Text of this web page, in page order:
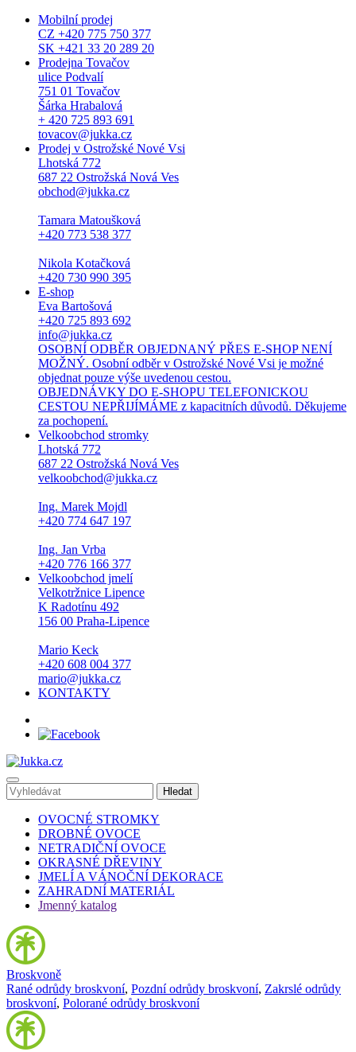
Mobilní prodej
CZ +420 775 750 377
SK +421 33 20 289 20
Prodejna Tovačov
ulice Podvalí
751 01 Tovačov
Šárka Hrabalová
+ 420 725 893 691
tovacov@jukka.cz
Prodej v Ostrožské Nové Vsi
Lhotská 772
687 22 Ostrožská Nová Ves
obchod@jukka.cz
Tamara Matoušková
+420 773 538 377
Nikola Kotačková
+420 730 990 395
E-shop
Eva Bartošová
+420 725 893 692
info@jukka.cz
OSOBNÍ ODBĚR OBJEDNANÝ PŘES E-SHOP NENÍ
MOŽNÝ. Osobní odběr v Ostrožské Nové Vsi je možné
objednat pouze výše uvedenou cestou.
OBJEDNÁVKY DO E-SHOPU TELEFONICKOU
CESTOU NEPŘIJÍMÁME z kapacitních důvodů. Děkujeme
za pochopení.
Velkoobchod stromky
Lhotská 772
687 22 Ostrožská Nová Ves
velkoobchod@jukka.cz
Ing. Marek Mojdl
+420 774 647 197
Ing. Jan Vrba
+420 776 166 377
Velkoobchod jmelí
Velkotržnice Lipence
K Radotínu 492
156 00 Praha-Lipence
Mario Keck
+420 608 004 377
mario@jukka.cz
KONTAKTY
OVOCNÉ STROMKY
DROBNÉ OVOCE
NETRADIČNÍ OVOCE
OKRASNÉ DŘEVINY
JMELÍ A VÁNOČNÍ DEKORACE
ZAHRADNÍ MATERIÁL
Jmenný katalog
Broskvoně
Rané odrůdy broskvoní, Pozdní odrůdy broskvoní, Zakrslé odrůdy
broskvoní, Polorané odrůdy broskvoní